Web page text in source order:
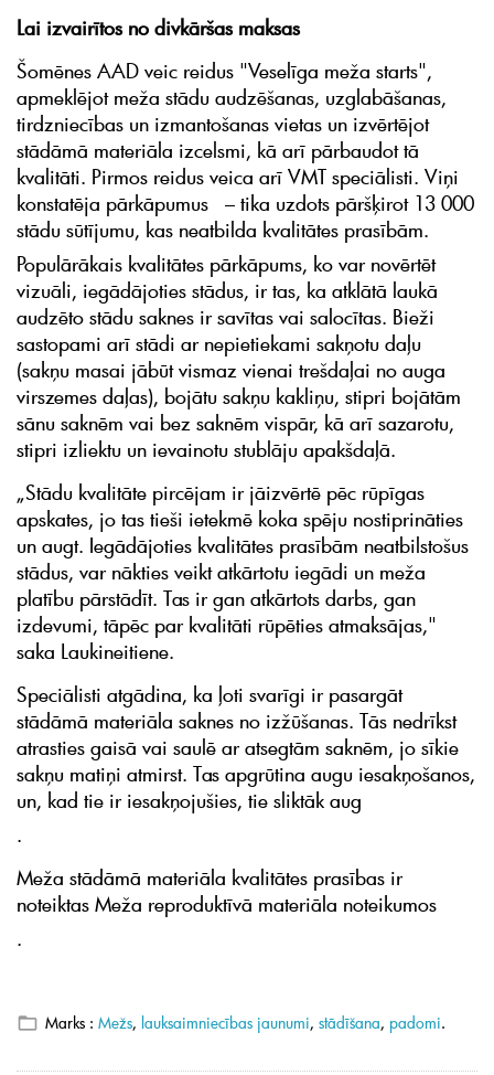
Lai izvairītos no divkāršas maksas
Šomēnes AAD veic reidus "Veselīga meža starts",
apmeklējot meža stādu audzēšanas, uzglabāšanas,
tirdzniecības un izmantošanas vietas un izvērtējot
stādāmā materiāla izcelsmi, kā arī pārbaudot tā
kvalitāti. Pirmos reidus veica arī VMT speciālisti. Viņi
konstatēja pārkāpumus – tika uzdots pāršķirot 13 000
stādu sūtījumu, kas neatbilda kvalitātes prasībām.
Populārākais kvalitātes pārkāpums, ko var novērtēt
vizuāli, iegādājoties stādus, ir tas, ka atklātā laukā
audzēto stādu saknes ir savītas vai salocītas. Bieži
sastopami arī stādi ar nepietiekami sakņotu daļu
(sakņu masai jābūt vismaz vienai trešdaļai no auga
virszemes daļas), bojātu sakņu kakliņu, stipri bojātām
sānu saknēm vai bez saknēm vispār, kā arī sazarotu,
stipri izliektu un ievainotu stublāju apakšdaļā.
„Stādu kvalitāte pircējam ir jāizvērtē pēc rūpīgas
apskates, jo tas tieši ietekmē koka spēju nostiprināties
un augt. Iegādājoties kvalitātes prasībām neatbilstošus
stādus, var nākties veikt atkārtotu iegādi un meža
platību pārstādīt. Tas ir gan atkārtots darbs, gan
izdevumi, tāpēc par kvalitāti rūpēties atmaksājas,"
saka Laukineitiene.
Speciālisti atgādina, ka ļoti svarīgi ir pasargāt
stādāmā materiāla saknes no izžūšanas. Tās nedrīkst
atrasties gaisā vai saulē ar atsegtām saknēm, jo sīkie
sakņu matiņi atmirst. Tas apgrūtina augu iesakņošanos,
un, kad tie ir iesakņojušies, tie sliktāk aug
.
Meža stādāmā materiāla kvalitātes prasības ir
noteiktas Meža reproduktīvā materiāla noteikumos
.
Marks : Mežs, lauksaimniecības jaunumi, stādīšana, padomi.